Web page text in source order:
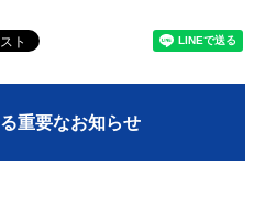
重要なお知らせ